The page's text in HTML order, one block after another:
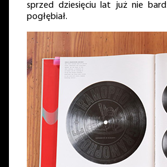
sprzed dziesięciu lat już nie
pogłębiał.